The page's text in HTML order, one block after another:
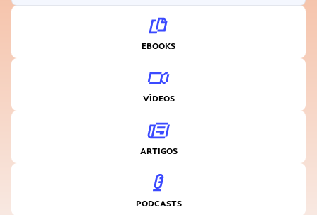
EBOOKS
VÍDEOS
ARTIGOS
PODCASTS